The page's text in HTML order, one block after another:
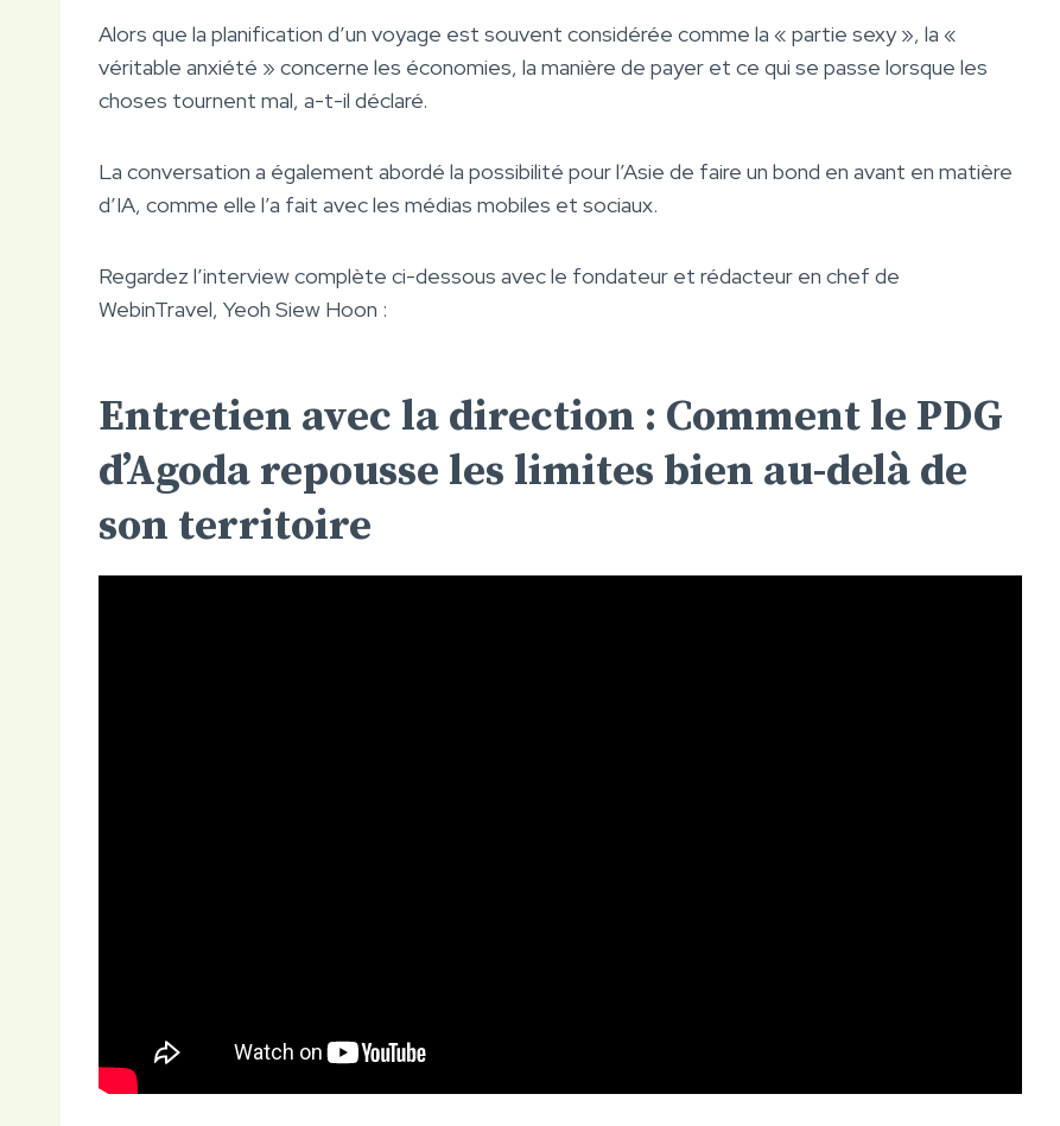
Alors que la planification d’un voyage est souvent considérée comme la « partie sexy », la «
véritable anxiété » concerne les économies, la manière de payer et ce qui se passe lorsque les
choses tournent mal, a-t-il déclaré.
La conversation a également abordé la possibilité pour l’Asie de faire un bond en avant en matière
d’IA, comme elle l’a fait avec les médias mobiles et sociaux.
Regardez l’interview complète ci-dessous avec le fondateur et rédacteur en chef de
WebinTravel, Yeoh Siew Hoon :
Entretien avec la direction : Comment le PDG
d’Agoda repousse les limites bien au-delà de
son territoire